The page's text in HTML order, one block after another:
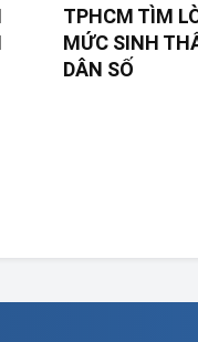
TPHCM TÌM
MỨC SINH
DÂN SỐ